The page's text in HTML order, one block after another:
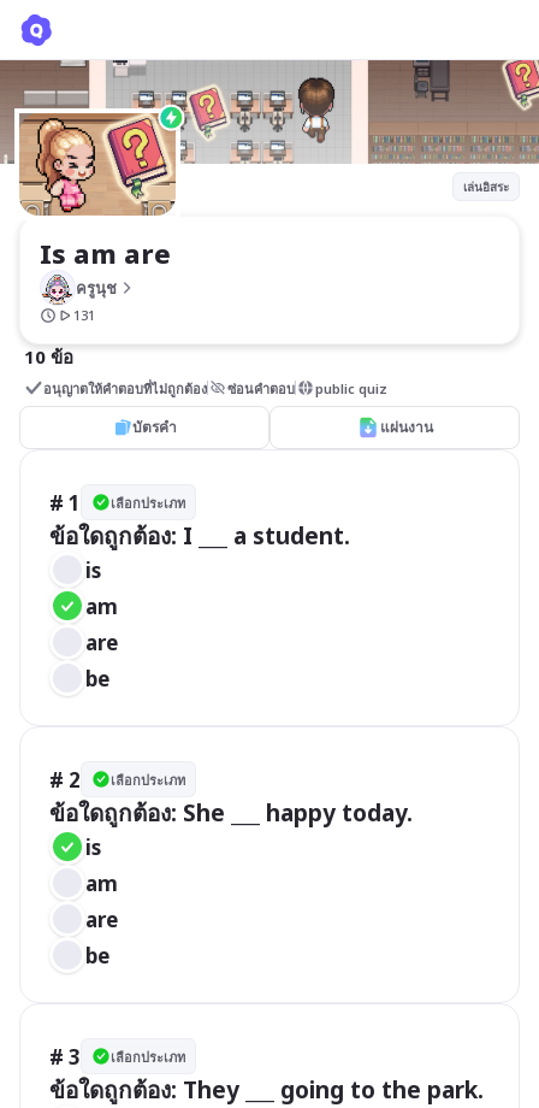
เล่นอิสระ
Is am are
ครูนุช
131
10 ข้อ
อนุญาตให้คำตอบที่ไม่ถูกต้อง ซ่อนคำตอบ public quiz
บัตรคำ แผ่นงาน
# 1 เลือกประเภท
ข้อใดถูกต้อง: I ___ a student.
is
am
are
be
# 2 เลือกประเภท
ข้อใดถูกต้อง: She ___ happy today.
is
am
are
be
# 3 เลือกประเภท
ข้อใดถูกต้อง: They ___ going to the park.